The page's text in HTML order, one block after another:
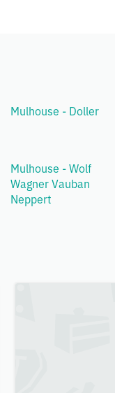
Mulhouse - Doller
Mulhouse - Wolf
Wagner Vauban
Neppert